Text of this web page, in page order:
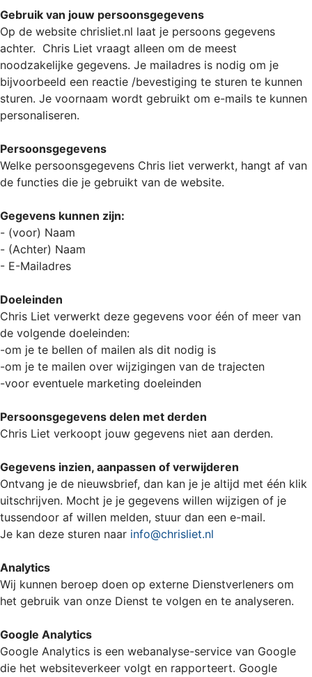
Gebruik van jouw persoonsgegevens
Op de website chrisliet.nl laat je persoons gegevens
achter. Chris Liet vraagt alleen om de meest
noodzakelijke gegevens. Je mailadres is nodig om je
bijvoorbeeld een reactie /bevestiging te sturen te kunnen
sturen. Je voornaam wordt gebruikt om e-mails te kunnen
personaliseren.
Persoonsgegevens
Welke persoonsgegevens Chris liet verwerkt, hangt af van
de functies die je gebruikt van de website.
Gegevens kunnen zijn:
- (voor) Naam
- (Achter) Naam
- E-Mailadres
Doeleinden
Chris Liet verwerkt deze gegevens voor één of meer van
de volgende doeleinden:
-om je te bellen of mailen als dit nodig is
-om je te mailen over wijzigingen van de trajecten
-voor eventuele marketing doeleinden
Persoonsgegevens delen met derden
Chris Liet verkoopt jouw gegevens niet aan derden.
Gegevens inzien, aanpassen of verwijderen
Ontvang je de nieuwsbrief, dan kan je je altijd met één klik
uitschrijven. Mocht je je gegevens willen wijzigen of je
tussendoor af willen melden, stuur dan een e-mail.
Je kan deze sturen naar info@chrisliet.nl
Analytics
Wij kunnen beroep doen op externe Dienstverleners om
het gebruik van onze Dienst te volgen en te analyseren.
Google Analytics
Google Analytics is een webanalyse-service van Google
die het websiteverkeer volgt en rapporteert. Google